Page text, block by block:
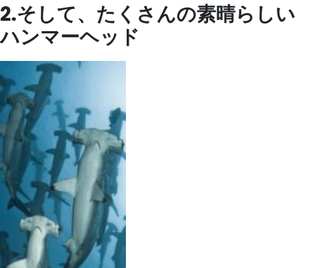
2.そして、たくさんの素晴らしい
ハンマーヘッド